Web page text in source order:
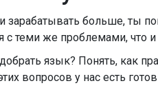
больше, ты
теми же проблемами, что и
язык? Понять, как
вопросов у нас есть